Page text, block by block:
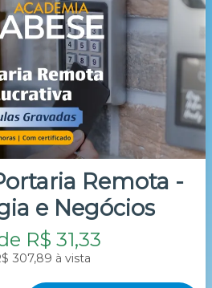
Remota -
e Negócios
R$ 31,33
307,89 à vista